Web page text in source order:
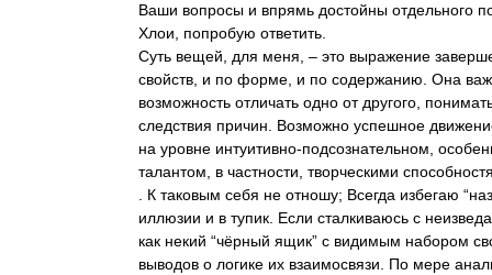
Ваши вопросы и впрямь достойны отдельного
Хлои, попробую ответить.
Суть вещей, для меня, – это выражение
свойств, и по форме, и по содержанию. Она
возможность отличать одно от другого,
следствия причин. Возможно успешное
на уровне интуитивно-подсо­знательном,­
талантом, в частности, творческими
. К таковым себя не отношу; Всегда избегаю
иллюзии и в тупик. Если сталкиваюсь с
как некий “чёрный ящик” с видимым набором
выводов о логике их взаимосвязи. По мере